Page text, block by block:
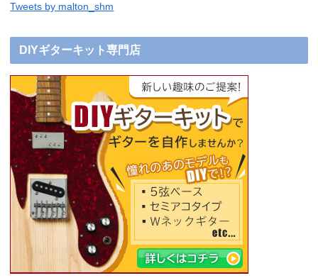
Tweets by malton_shm
DIYギターキット専門店